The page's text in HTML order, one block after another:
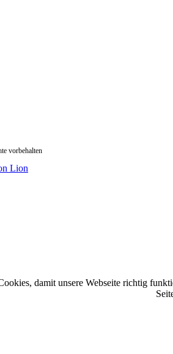
vorbehalten
Lion
damit unsere Webseite richtig